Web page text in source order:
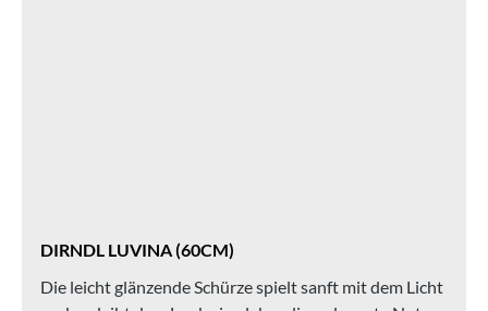
DIRNDL LUVINA (60CM)
Die leicht glänzende Schürze spielt sanft mit dem Licht